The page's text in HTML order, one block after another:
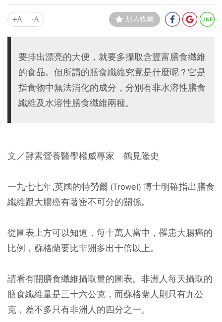
+A -A 加入收藏
要排出漂亮的大便，就要多攝取含豐富膳食纖維
的食品。但所謂的膳食纖維究竟是什麼呢？它是
指食物中無法消化的成分，分別有非水溶性膳食
纖維及水溶性膳食纖維兩種。
文／酵素營養醫學權威專家 鶴見隆史
一九七七年,英國的特勞爾 (Trowel) 博士明確指出膳食
纖維跟大腸癌有著密不可分的關係。
從圖表上方可以知道，每十萬人當中，罹患大腸癌的
比例，蘇格蘭要比非洲多出十倍以上。
請看有關膳食纖維攝取量的圖表。非洲人每天攝取的
膳食纖維量是三十六公克，而蘇格蘭人則只有九公
克，差不多只有非洲人的四分之一。